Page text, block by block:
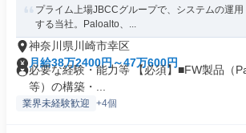
プライム上場JBCCグループで、システムの運
する当社。Paloalto、...
神奈川県川崎市幸区
月給38万2400円～47万600円
必要な経験・能力等 【必須】■FW製品（
等）の構築・...
業界未経験歓迎 +4個